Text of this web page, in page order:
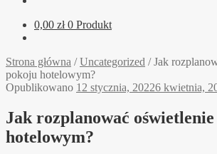
0,00 zł 0 Produkt
Strona główna /Uncategorized /Jak
pokoju hotelowym?
Opublikowano 12 stycznia, 20226 kwietnia,
Jak rozplanować
hotelowym?